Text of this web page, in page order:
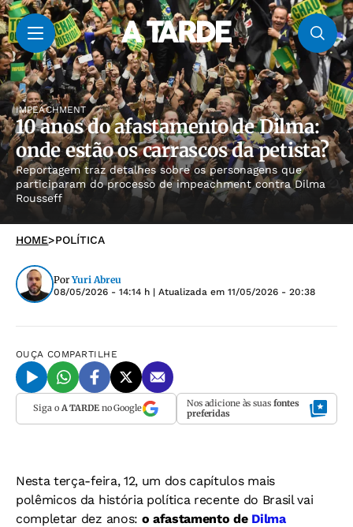
IMPEACHMENT
10 anos do afastamento de Dilma:
onde estão os carrascos da petista?
Reportagem traz detalhes sobre os personagens que
participaram do processo de impeachment contra Dilma
Rousseff
HOME>POLÍTICA
Por Yuri Abreu
08/05/2026 - 14:14 h | Atualizada em 11/05/2026 - 20:38
OUÇA COMPARTILHE
Siga o A TARDEno Google Nos adicione às suas fontes
preferidas
Nesta terça-feira, 12, um dos capítulos mais
polêmicos da história política recente do Brasil vai
completar dez anos: o afastamento de Dilma